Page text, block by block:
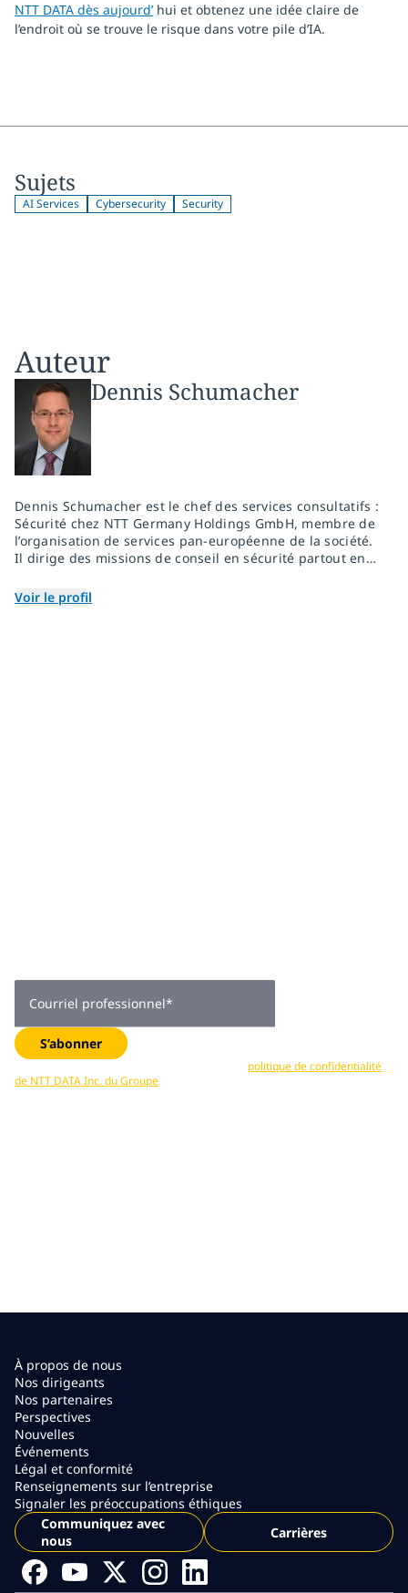
NTT DATA dès aujourd’hui et obtenez une idée claire de
l’endroit où se trouve le risque dans votre pile d’IA.
Sujets
AI Services Cybersecurity Security
Auteur
Dennis Schumacher
Dennis Schumacher est le chef des services consultatifs :
Sécurité chez NTT Germany Holdings GmbH, membre de
l’organisation de services pan-européenne de la société.
Il dirige des missions de conseil en sécurité partout en
risques, de réglementation et de technologie en
stratégies claires et axées sur les résultats, et aidant les
Voir le profil
Courriel professionnel*
S’abonner
politique de confidentialité
de NTT DATA Inc. du Groupe
À propos de nous
Nos dirigeants
Nos partenaires
Perspectives
Nouvelles
Événements
Légal et conformité
Renseignements sur l’entreprise
Signaler les préoccupations éthiques
Communiquez avec
nous
Carrières